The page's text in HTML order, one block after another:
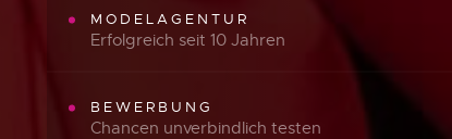
MODELAGENTUR
Erfolgreich seit 10 Jahren
BEWERBUNG
Chancen unverbindlich testen